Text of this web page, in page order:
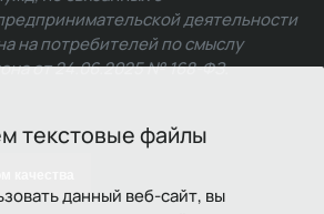
текстовые файлы
данный веб-сайт, вы
качества
деятельности
на потребителей по смыслу
от 24.06.2025 № 168-ФЗ.